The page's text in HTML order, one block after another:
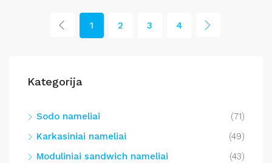
1 2 3 4
Kategorija
Sodo nameliai
(71)
Karkasiniai nameliai
(49)
Moduliniai sandwich nameliai
(43)